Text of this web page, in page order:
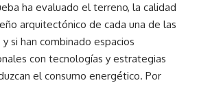
ha evaluado el terreno, la calidad
arquitectónico de cada una de las
y si han combinado espacios
con tecnologías y estrategias
el consumo energético. Por